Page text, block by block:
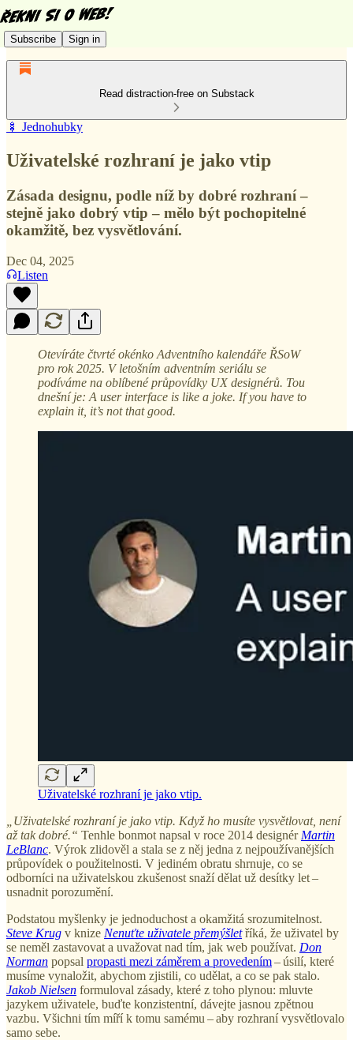
Subscribe Sign in
Read distraction-free on Substack
🍢 Jednohubky
Uživatelské rozhraní je jako vtip
Zásada designu, podle níž by dobré rozhraní –
stejně jako dobrý vtip – mělo být pochopitelné
okamžitě, bez vysvětlování.
Dec 04, 2025
Listen
Otevíráte čtvrté okénko Adventního kalendáře ŘSoW
pro rok 2025. V letošním adventním seriálu se
podíváme na oblíbené průpovídky UX designérů. Tou
dnešní je: A user interface is like a joke. If you have to
explain it, it’s not that good.
Uživatelské rozhraní je jako vtip.
„Uživatelské rozhraní je jako vtip. Když ho musíte vysvětlovat, není
až tak dobré.“ Tenhle bonmot napsal v roce 2014 designér Martin
LeBlanc. Výrok zlidověl a stala se z něj jedna z nejpoužívanějších
průpovídek o použitelnosti. V jediném obratu shrnuje, co se
odborníci na uživatelskou zkušenost snaží dělat už desítky let –
usnadnit porozumění.
Podstatou myšlenky je jednoduchost a okamžitá srozumitelnost.
Steve Krug v knize Nenuťte uživatele přemýšletříká, že uživatel by
se neměl zastavovat a uvažovat nad tím, jak web používat. Don
Norman popsal propasti mezi záměrem a provedením– úsilí, které
musíme vynaložit, abychom zjistili, co udělat, a co se pak stalo.
Jakob Nielsen formuloval zásady, které z toho plynou: mluvte
jazykem uživatele, buďte konzistentní, dávejte jasnou zpětnou
vazbu. Všichni tím míří k tomu samému – aby rozhraní vysvětlovalo
samo sebe.